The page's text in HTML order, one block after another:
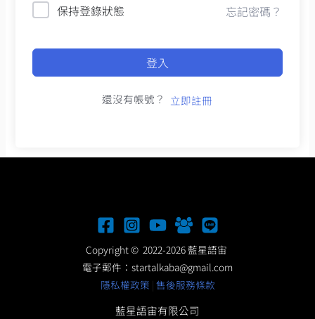
保持登錄狀態 忘記密碼？
登入
還沒有帳號？ 立即註冊
Copyright © 2022-2026 藍星語宙
電子郵件： startalkaba@gmail.com
隱私權政策 | 售後服務條款
藍星語宙有限公司